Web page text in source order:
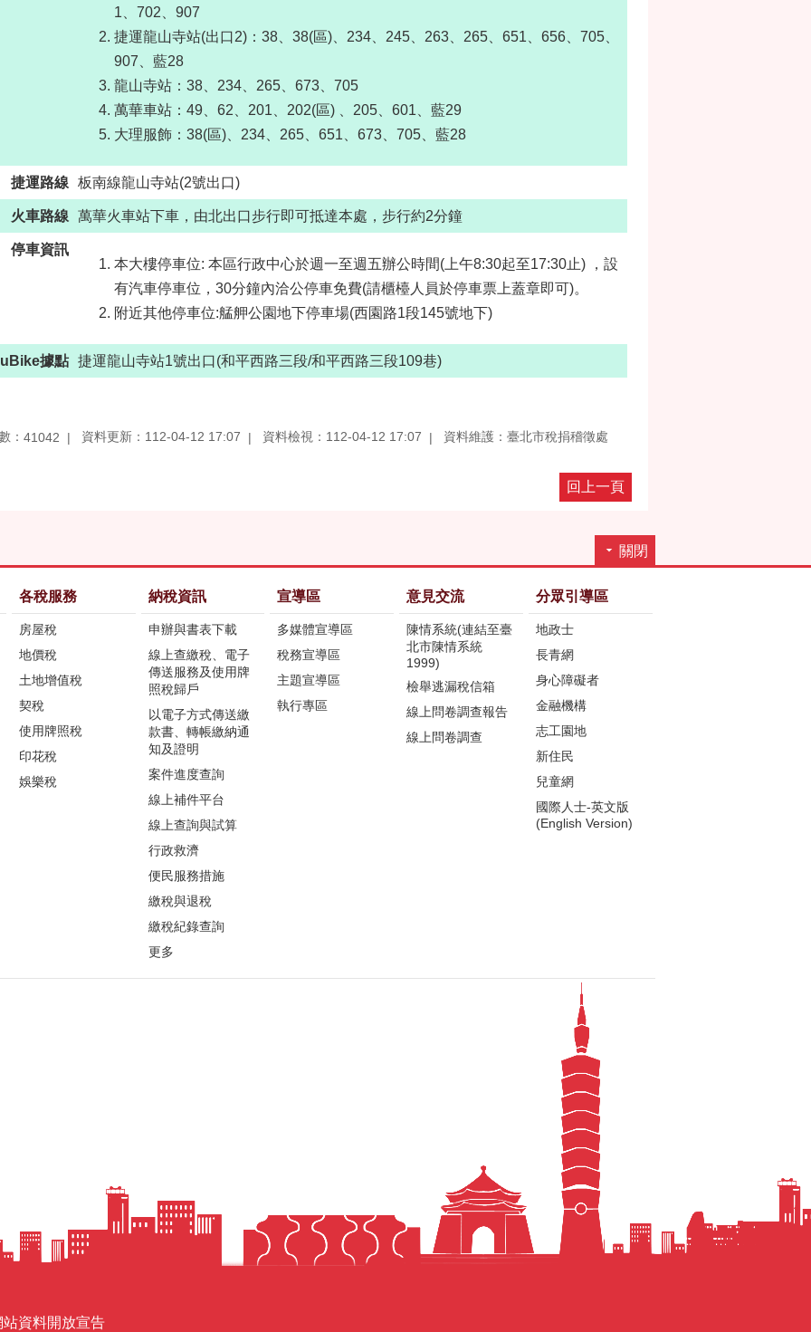
1、702、907
捷運龍山寺站(出口2)：38、38(區)、234、245、263、265、651、656、705、
907、藍28
龍山寺站：38、234、265、673、705
萬華車站：49、62、201、202(區) 、205、601、藍29
大理服飾：38(區)、234、265、651、673、705、藍28
捷運路線 板南線龍山寺站(2號出口)
火車路線 萬華火車站下車，由北出口步行即可抵達本處，步行約2分鐘
停車資訊
本大樓停車位: 本區行政中心於週一至週五辦公時間(上午8:30起至17:30止) ，設
有汽車停車位，30分鐘內洽公停車免費(請櫃檯人員於停車票上蓋章即可)。
附近其他停車位:艋舺公園地下停車場(西園路1段145號地下)
據點 捷運龍山寺站1號出口(和平西路三段/和平西路三段109巷)
： 41042 資料更新：112-04-12 17:07 資料檢視：112-04-12 17:07 資料維護：臺北市稅捐稽徵處
回上一頁
關閉
各稅服務
房屋稅
地價稅
土地增值稅
契稅
使用牌照稅
印花稅
娛樂稅
納稅資訊
申辦與書表下載
線上查繳稅、電子
傳送服務及使用牌
照稅歸戶
以電子方式傳送繳
款書、轉帳繳納通
知及證明
案件進度查詢
線上補件平台
線上查詢與試算
行政救濟
便民服務措施
繳稅與退稅
繳稅紀錄查詢
更多
宣導區
多媒體宣導區
稅務宣導區
主題宣導區
執行專區
意見交流
陳情系統(連結至臺
北市陳情系統
1999)
檢舉逃漏稅信箱
線上問卷調查報告
線上問卷調查
分眾引導區
地政士
長青網
身心障礙者
金融機構
志工園地
新住民
兒童網
國際人士-英文版
(English Version)
站資料開放宣告